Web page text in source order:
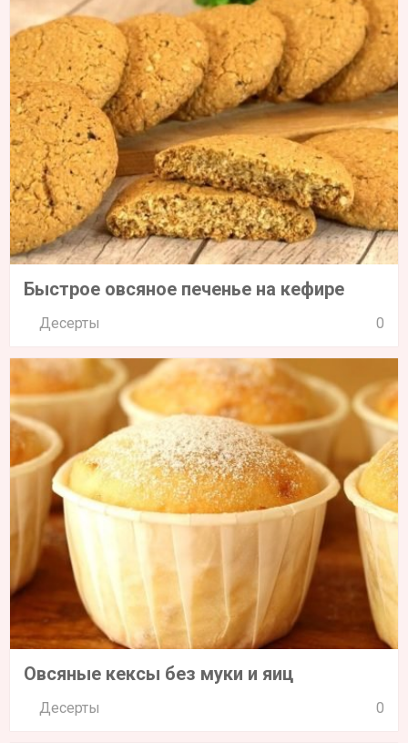
Быстрое овсяное печенье на кефире
Десерты 0
Овсяные кексы без муки и яиц
Десерты 0